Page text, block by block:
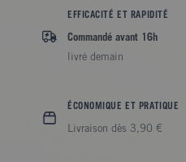
EFFICACITÉ ET RAPIDITÉ
Commandé avant 16h
livré demain
ÉCONOMIQUE ET PRATIQUE
Livraison dès 3,90 €